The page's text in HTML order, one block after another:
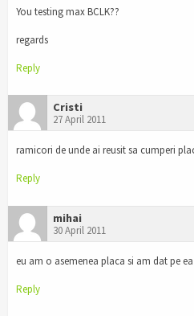
You testing max BCLK??
regards
Reply
Cristi
27 April 2011
ramicori de unde ai reusit sa cumperi
Reply
mihai
30 April 2011
eu am o asemenea placa si am dat pe
Reply